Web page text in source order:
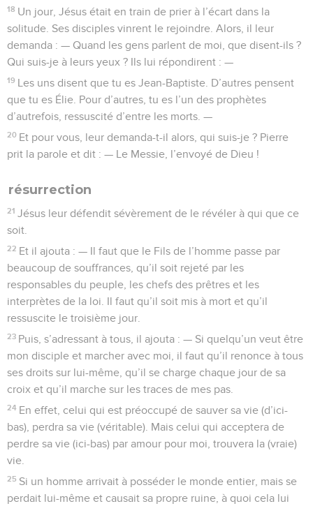
18 Un jour, Jésus était en train de prier à l’écart dans la
solitude. Ses disciples vinrent le rejoindre. Alors, il leur
demanda : — Quand les gens parlent de moi, que disent-ils ?
Qui suis-je à leurs yeux ? Ils lui répondirent : —
19 Les uns disent que tu es Jean-Baptiste. D’autres pensent
que tu es Élie. Pour d’autres, tu es l’un des prophètes
d’autrefois, ressuscité d’entre les morts. —
20 Et pour vous, leur demanda-t-il alors, qui suis-je ? Pierre
prit la parole et dit : — Le Messie, l’envoyé de Dieu !
résurrection
21 Jésus leur défendit sévèrement de le révéler à qui que ce
soit.
22 Et il ajouta : — Il faut que le Fils de l’homme passe par
beaucoup de souffrances, qu’il soit rejeté par les
responsables du peuple, les chefs des prêtres et les
interprètes de la loi. Il faut qu’il soit mis à mort et qu’il
ressuscite le troisième jour.
23 Puis, s’adressant à tous, il ajouta : — Si quelqu’un veut être
mon disciple et marcher avec moi, il faut qu’il renonce à tous
ses droits sur lui-même, qu’il se charge chaque jour de sa
croix et qu’il marche sur les traces de mes pas.
24 En effet, celui qui est préoccupé de sauver sa vie (d’ici-
bas), perdra sa vie (véritable). Mais celui qui acceptera de
perdre sa vie (ici-bas) par amour pour moi, trouvera la (vraie)
vie.
25 Si un homme arrivait à posséder le monde entier, mais se
perdait lui-même et causait sa propre ruine, à quoi cela lui